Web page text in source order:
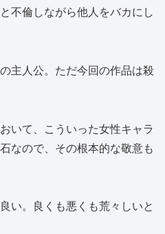
不倫しながら他人をバカにし
主人公。ただ今回の作品は殺
いて、こういった女性キャラ
なので、その根本的な敬意も
い。良くも悪くも荒々しいと